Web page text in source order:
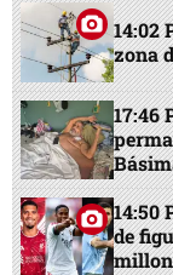
14:02
zona
17:46
14:50
de